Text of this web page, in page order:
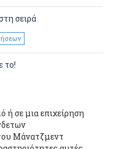
σειρά
το!
ή σε μια επιχείρηση
Μάνατζμεντ